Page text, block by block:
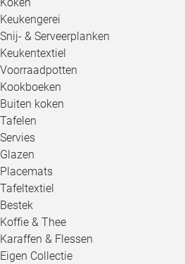
Keukengerei
Snij- & Serveerplanken
Keukentextiel
Voorraadpotten
Kookboeken
Buiten koken
Tafelen
Servies
Glazen
Placemats
Tafeltextiel
Bestek
Koffie & Thee
Karaffen & Flessen
Eigen Collectie